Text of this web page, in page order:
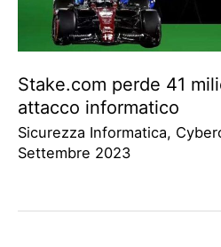
Stake.com perde 41
attacco informatico
Sicurezza Informatica,
Settembre 2023